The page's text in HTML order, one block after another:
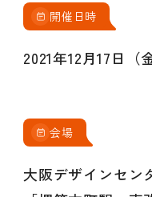
開催日時
2021年12月17日（
会場
大阪デザインセン